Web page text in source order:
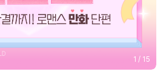
2 / 15